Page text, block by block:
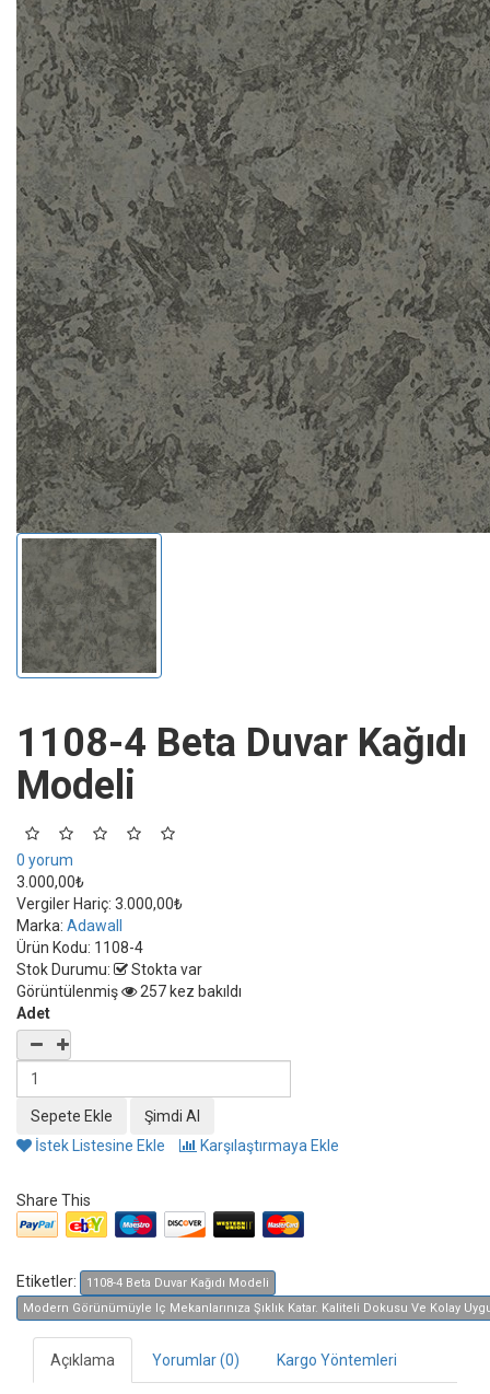
1108-4 Beta Duvar Kağıdı
Modeli
0 yorum
3.000,00₺
Vergiler Hariç: 3.000,00₺
Marka: Adawall
Ürün Kodu: 1108-4
Stok Durumu:
Stokta var
Görüntülenmiş
257 kez bakıldı
Adet
İstek Listesine Ekle Karşılaştırmaya Ekle
Share This
Etiketler:
1108-4 Beta Duvar Kağıdı Modeli
Modern Görünümüyle Iç Mekanlarınıza Şıklık Katar. Kaliteli Dokusu Ve Kolay
Açıklama Yorumlar (0) Kargo Yöntemleri